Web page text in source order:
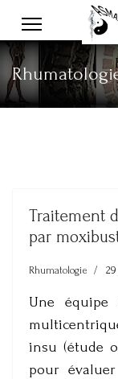
Traitement
par
Rhumatologie 29
Une
insu (étude
pour